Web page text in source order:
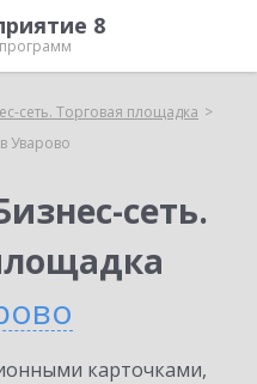
8
сеть. Торговая площадка
Уварово
сеть.
карточками,